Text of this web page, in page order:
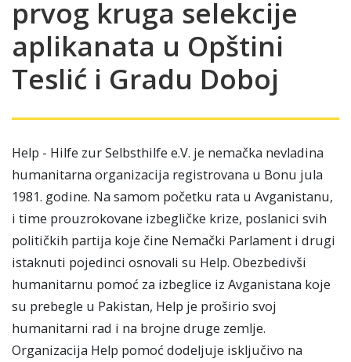
prvog kruga selekcije
aplikanata u Opštini
Teslić i Gradu Doboj
Help - Hilfe zur Selbsthilfe e.V. je nemačka nevladina
humanitarna organizacija registrovana u Bonu jula
1981. godine. Na samom početku rata u Avganistanu,
i time prouzrokovane izbegličke krize, poslanici svih
političkih partija koje čine Nemački Parlament i drugi
istaknuti pojedinci osnovali su Help. Obezbedivši
humanitarnu pomoć za izbeglice iz Avganistana koje
su prebegle u Pakistan, Help je proširio svoj
humanitarni rad i na brojne druge zemlje.
Organizacija Help pomoć dodeljuje isključivo na